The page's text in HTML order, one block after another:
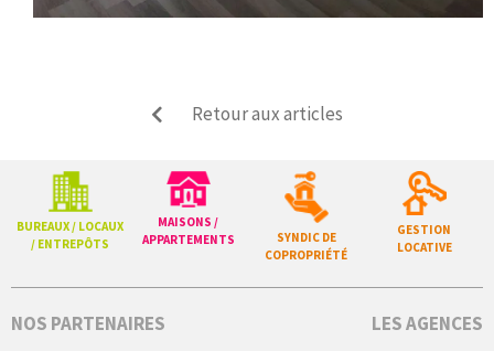
Retour aux articles
BUREAUX / LOCAUX
/ ENTREPÔTS
MAISONS /
APPARTEMENTS
SYNDIC DE
COPROPRIÉTÉ
GESTION
LOCATIVE
NOS PARTENAIRES LES AGENCES